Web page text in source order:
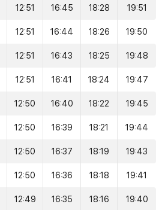
12:51 16:45 18:28 19:51
12:51 16:44 18:26 19:50
12:51 16:43 18:25 19:48
12:51 16:41 18:24 19:47
12:50 16:40 18:22 19:45
12:50 16:39 18:21 19:44
12:50 16:37 18:19 19:43
12:50 16:36 18:18 19:41
12:49 16:35 18:16 19:40